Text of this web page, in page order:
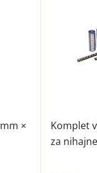
×
Komplet
za